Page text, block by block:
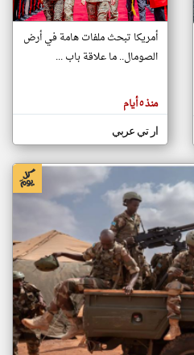
تغيير الدولة
اخبار الصومال على مدار الساعة
أهم اخبار الصومال العاجلة والمباشرة
أمريكا تبحث ملفات هامة في أرض
الصومال.. ما علاقة باب ...
منذ ٥ أيام
ار تي عربي
klyoum.com